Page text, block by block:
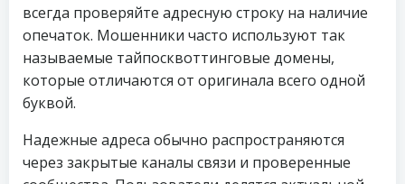
всегда проверяйте адресную строку на наличие
опечаток. Мошенники часто используют так
называемые тайпосквоттинговые домены,
которые отличаются от оригинала всего одной
буквой.
Надежные адреса обычно распространяются
через закрытые каналы связи и проверенные